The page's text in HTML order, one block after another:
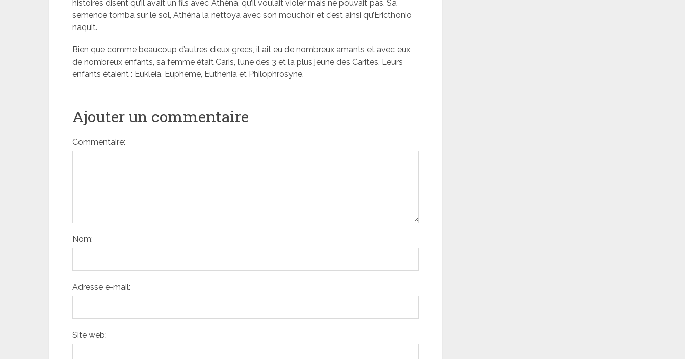
histoires disent qu’il avait un fils avec Athéna, qu’il voulait violer mais ne pouvait pas. Sa
semence tomba sur le sol, Athéna la nettoya avec son mouchoir et c’est ainsi qu’Ericthonio
naquit.
Bien que comme beaucoup d’autres dieux grecs, il ait eu de nombreux amants et avec eux,
de nombreux enfants, sa femme était Caris, l’une des 3 et la plus jeune des Carites. Leurs
enfants étaient : Eukleia, Eupheme, Euthenia et Philophrosyne.
Ajouter un commentaire
Commentaire:
Nom:
Adresse e-mail:
Site web: